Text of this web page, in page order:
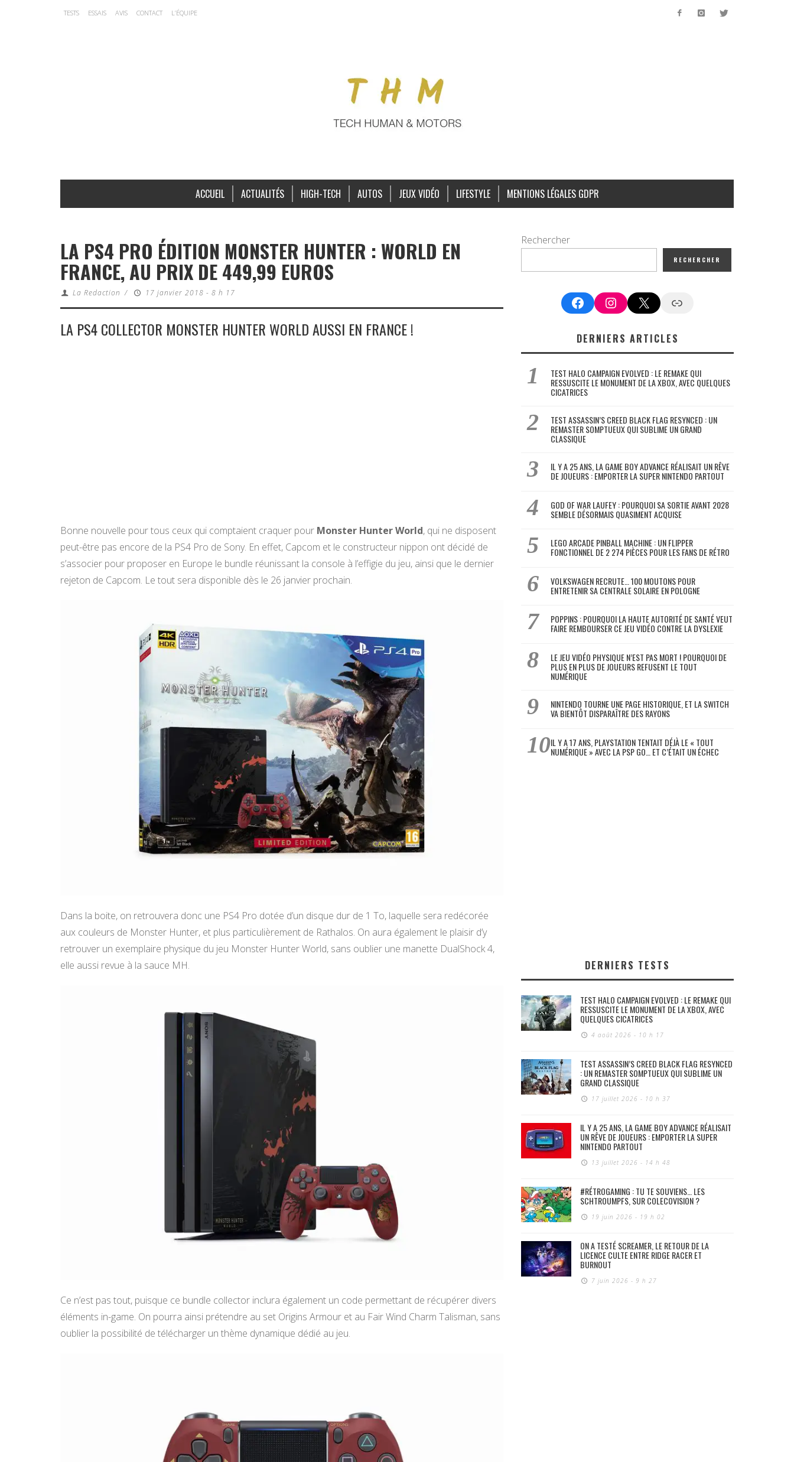
TESTS ESSAIS AVIS CONTACT L’ÉQUIPE
ACCUEIL ACTUALITÉS HIGH-TECH AUTOS JEUX VIDÉO LIFESTYLE MENTIONS LÉGALES GDPR
LA PS4 PRO ÉDITION MONSTER HUNTER : WORLD EN
FRANCE, AU PRIX DE 449,99 EUROS
La Redaction / 17 janvier 2018 - 8 h 17
LA PS4 COLLECTOR MONSTER HUNTER WORLD AUSSI EN FRANCE !
Bonne nouvelle pour tous ceux qui comptaient craquer pour Monster Hunter World, qui ne disposent
peut-être pas encore de la PS4 Pro de Sony. En effet, Capcom et le constructeur nippon ont décidé de
s’associer pour proposer en Europe le bundle réunissant la console à l’effigie du jeu, ainsi que le dernier
rejeton de Capcom. Le tout sera disponible dès le 26 janvier prochain.
Dans la boite, on retrouvera donc une PS4 Pro dotée d’un disque dur de 1 To, laquelle sera redécorée
aux couleurs de Monster Hunter, et plus particulièrement de Rathalos. On aura également le plaisir d’y
retrouver un exemplaire physique du jeu Monster Hunter World, sans oublier une manette DualShock 4,
elle aussi revue à la sauce MH.
Ce n’est pas tout, puisque ce bundle collector inclura également un code permettant de récupérer divers
éléments in-game. On pourra ainsi prétendre au set Origins Armour et au Fair Wind Charm Talisman, sans
oublier la possibilité de télécharger un thème dynamique dédié au jeu.
Rechercher
RECHERCHER
FacebookInstagram
X Google News
DERNIERS ARTICLES
TEST HALO CAMPAIGN EVOLVED : LE REMAKE QUI
RESSUSCITE LE MONUMENT DE LA XBOX, AVEC QUELQUES
CICATRICES
TEST ASSASSIN’S CREED BLACK FLAG RESYNCED : UN
REMASTER SOMPTUEUX QUI SUBLIME UN GRAND
CLASSIQUE
IL Y A 25 ANS, LA GAME BOY ADVANCE RÉALISAIT UN RÊVE
DE JOUEURS : EMPORTER LA SUPER NINTENDO PARTOUT
GOD OF WAR LAUFEY : POURQUOI SA SORTIE AVANT 2028
SEMBLE DÉSORMAIS QUASIMENT ACQUISE
LEGO ARCADE PINBALL MACHINE : UN FLIPPER
FONCTIONNEL DE 2 274 PIÈCES POUR LES FANS DE RÉTRO
VOLKSWAGEN RECRUTE… 100 MOUTONS POUR
ENTRETENIR SA CENTRALE SOLAIRE EN POLOGNE
POPPINS : POURQUOI LA HAUTE AUTORITÉ DE SANTÉ VEUT
FAIRE REMBOURSER CE JEU VIDÉO CONTRE LA DYSLEXIE
LE JEU VIDÉO PHYSIQUE N’EST PAS MORT ! POURQUOI DE
PLUS EN PLUS DE JOUEURS REFUSENT LE TOUT
NUMÉRIQUE
NINTENDO TOURNE UNE PAGE HISTORIQUE, ET LA SWITCH
VA BIENTÔT DISPARAÎTRE DES RAYONS
IL Y A 17 ANS, PLAYSTATION TENTAIT DÉJÀ LE « TOUT
NUMÉRIQUE » AVEC LA PSP GO… ET C’ÉTAIT UN ÉCHEC
DERNIERS TESTS
TEST HALO CAMPAIGN EVOLVED : LE REMAKE QUI
RESSUSCITE LE MONUMENT DE LA XBOX, AVEC
QUELQUES CICATRICES
4 août 2026 - 10 h 17
TEST ASSASSIN’S CREED BLACK FLAG RESYNCED
: UN REMASTER SOMPTUEUX QUI SUBLIME UN
GRAND CLASSIQUE
17 juillet 2026 - 10 h 37
IL Y A 25 ANS, LA GAME BOY ADVANCE RÉALISAIT
UN RÊVE DE JOUEURS : EMPORTER LA SUPER
NINTENDO PARTOUT
13 juillet 2026 - 14 h 48
#RÉTROGAMING : TU TE SOUVIENS… LES
SCHTROUMPFS, SUR COLECOVISION ?
19 juin 2026 - 19 h 02
ON A TESTÉ SCREAMER, LE RETOUR DE LA
LICENCE CULTE ENTRE RIDGE RACER ET
BURNOUT
7 juin 2026 - 9 h 27